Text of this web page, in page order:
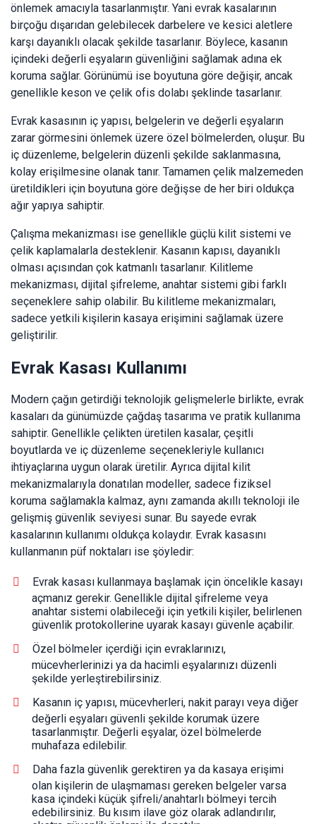
önlemek amacıyla tasarlanmıştır. Yani evrak kasalarının
birçoğu dışarıdan gelebilecek darbelere ve kesici aletlere
karşı dayanıklı olacak şekilde tasarlanır. Böylece, kasanın
içindeki değerli eşyaların güvenliğini sağlamak adına ek
koruma sağlar. Görünümü ise boyutuna göre değişir, ancak
genellikle keson ve çelik ofis dolabı şeklinde tasarlanır.
Evrak kasasının iç yapısı, belgelerin ve değerli eşyaların
zarar görmesini önlemek üzere özel bölmelerden, oluşur. Bu
iç düzenleme, belgelerin düzenli şekilde saklanmasına,
kolay erişilmesine olanak tanır. Tamamen çelik malzemeden
üretildikleri için boyutuna göre değişse de her biri oldukça
ağır yapıya sahiptir.
Çalışma mekanizması ise genellikle güçlü kilit sistemi ve
çelik kaplamalarla desteklenir. Kasanın kapısı, dayanıklı
olması açısından çok katmanlı tasarlanır. Kilitleme
mekanizması, dijital şifreleme, anahtar sistemi gibi farklı
seçeneklere sahip olabilir. Bu kilitleme mekanizmaları,
sadece yetkili kişilerin kasaya erişimini sağlamak üzere
geliştirilir.
Evrak Kasası Kullanımı
Modern çağın getirdiği teknolojik gelişmelerle birlikte, evrak
kasaları da günümüzde çağdaş tasarıma ve pratik kullanıma
sahiptir. Genellikle çelikten üretilen kasalar, çeşitli
boyutlarda ve iç düzenleme seçenekleriyle kullanıcı
ihtiyaçlarına uygun olarak üretilir. Ayrıca dijital kilit
mekanizmalarıyla donatılan modeller, sadece fiziksel
koruma sağlamakla kalmaz, aynı zamanda akıllı teknoloji ile
gelişmiş güvenlik seviyesi sunar. Bu sayede evrak
kasalarının kullanımı oldukça kolaydır. Evrak kasasını
kullanmanın püf noktaları ise şöyledir:
Evrak kasası kullanmaya başlamak için öncelikle kasayı
açmanız gerekir. Genellikle dijital şifreleme veya
anahtar sistemi olabileceği için yetkili kişiler, belirlenen
güvenlik protokollerine uyarak kasayı güvenle açabilir.
Özel bölmeler içerdiği için evraklarınızı,
mücevherlerinizi ya da hacimli eşyalarınızı düzenli
şekilde yerleştirebilirsiniz.
Kasanın iç yapısı, mücevherleri, nakit parayı veya diğer
değerli eşyaları güvenli şekilde korumak üzere
tasarlanmıştır. Değerli eşyalar, özel bölmelerde
muhafaza edilebilir.
Daha fazla güvenlik gerektiren ya da kasaya erişimi
olan kişilerin de ulaşmaması gereken belgeler varsa
kasa içindeki küçük şifreli/anahtarlı bölmeyi tercih
edebilirsiniz. Bu kısım ilave göz olarak adlandırılır,